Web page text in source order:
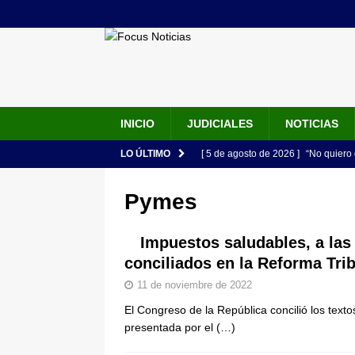
INICIO JUDICIALES NOTICIAS
LO ÚLTIMO [ 5 de agosto de 2026 ] “No
de su esposa y su bebé
[ 5 de agosto de 2026 ] Con este
apartan del juicio contra Jorge
[ 5 de agosto de 2026 ] Fiscalía
Pymes
Impuestos saludables, a
conciliados en la Reforma
11 de noviembre de 2022
El Congreso de la República concilió los
presentada por el (…)